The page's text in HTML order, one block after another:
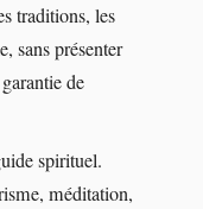
traditions, les
sans présenter
de
spirituel.
méditation,